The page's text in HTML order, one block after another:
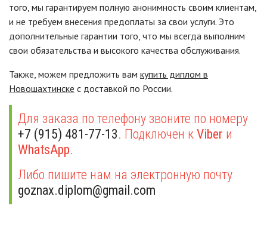
того, мы гарантируем полную анонимность своим клиентам,
и не требуем внесения предоплаты за свои услуги. Это
дополнительные гарантии того, что мы всегда выполним
свои обязательства и высокого качества обслуживания.
Также, можем предложить вам купить диплом в
Новошахтинске с доставкой по России.
Для заказа по телефону звоните по номеру
+7 (915) 481-77-13. Подключен к Viber и
WhatsApp.
Либо пишите нам на электронную почту
goznax.diplom@gmail.com